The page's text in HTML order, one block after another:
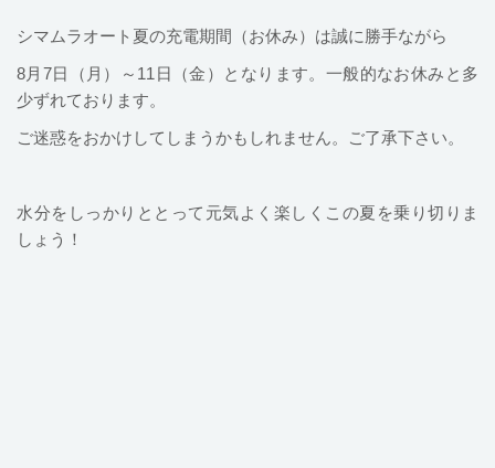
シマムラオート夏の充電期間（お休み）は誠に勝手ながら
8月7日（月）～11日（金）となります。一般的なお休みと多
少ずれております。
ご迷惑をおかけしてしまうかもしれません。ご了承下さい。
水分をしっかりととって元気よく楽しくこの夏を乗り切りま
しょう！